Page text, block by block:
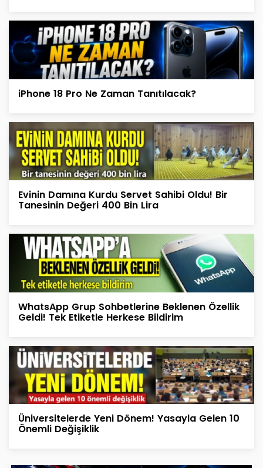
iPhone 18 Pro Ne Zaman Tanıtılacak?
Evinin Damına Kurdu Servet Sahibi Oldu! Bir
Tanesinin Değeri 400 Bin Lira
WhatsApp Grup Sohbetlerine Beklenen Özellik
Geldi! Tek Etiketle Herkese Bildirim
Üniversitelerde Yeni Dönem! Yasayla Gelen 10
Önemli Değişiklik